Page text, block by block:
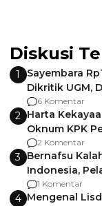
Diskusi
1
Sayembara
Dikritik UGM,
Gagalnya
6 Komentar
2 Harta
Oknum KPK
Pemalang
2 Komentar
3 Bernafsu
Indonesia,
Berencana
1 Komentar
4 Mengenal